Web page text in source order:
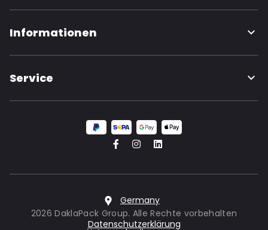
Informationen
Service
Germany
2026 DaklaPack Group. Alle Rechte vorbehalten
Datenschutzerklärung